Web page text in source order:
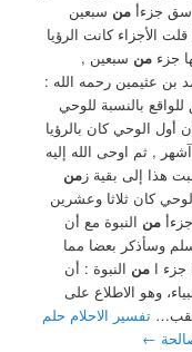
جزءأمن سبعين
الأجزاء كانت الرؤيا
جزءمن سبعين ,
بن عثيمين رحمه الله :
بالنسبة للوحي
أول الوحي كان بالرؤيا
, ثم اوحى الله إليه
هذا إلى بقية زمن
كان ثلاثا وعشرين
من النبوة مع أن
وسأذكر بعضا مما
جزء امن النبوة : أن
وهو الاطلاع على
تفسير الاحلام حلم
←